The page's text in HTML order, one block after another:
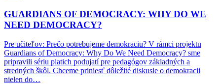
GUARDIANS OF DEMOCRACY: WHY DO WE
NEED DEMOCRACY?
Pre učiteľov: Prečo potrebujeme demokraciu? V rámci projektu
Guardians of Democracy: Why Do We Need Democracy? sme
pripravili sériu piatich podujatí pre pedagógov základných a
stredných škôl. Chceme priniesť dôležité diskusie o demokracii
nielen do…